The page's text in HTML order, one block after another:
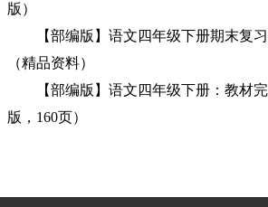
版）
【部编版】语文四年级下册期末复习
（精品资料）
【部编版】语文四年级下册：教材完
版，160页）